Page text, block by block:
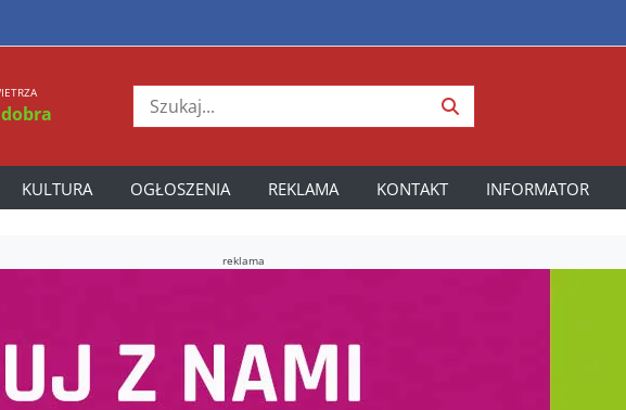
KULTURA OGŁOSZENIA REKLAMA KONTAKT INFORMATOR
reklama